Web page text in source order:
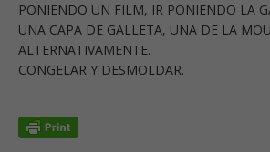
PONIENDO UN FILM, IR PONIENDO LA
UNA CAPA DE GALLETA, UNA DE LA
ALTERNATIVAMENTE.
CONGELAR Y DESMOLDAR.